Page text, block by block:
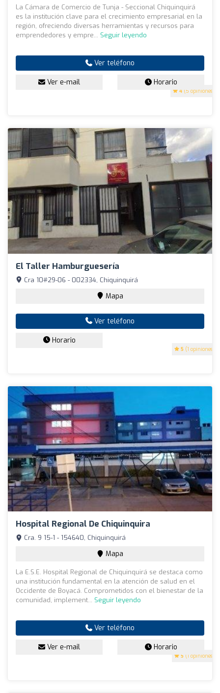
4 (5 opiniones)
La Cámara de Comercio de Tunja - Seccional Chiquinquirá
es la institución clave para el crecimiento empresarial en la
región, ofreciendo diversas herramientas y recursos para
emprendedores y empre... Seguir leyendo
Ver teléfono
Ver e-mail Horario
El Taller Hamburguesería
5 (1 opiniones)
Cra 10#29-06 - 002334, Chiquinquirá
Mapa
Ver teléfono
Horario
Hospital Regional De Chiquinquira
5 (1 opiniones)
Cra. 9 15-1 - 154640, Chiquinquirá
Mapa
La E.S.E. Hospital Regional de Chiquinquirá se destaca como
una institución fundamental en la atención de salud en el
Occidente de Boyacá. Comprometidos con el bienestar de la
comunidad, implement... Seguir leyendo
Ver teléfono
Ver e-mail Horario